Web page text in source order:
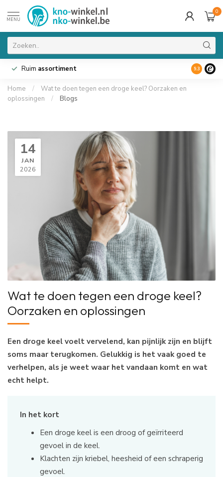
MENU
0
Ruim assortiment 9.3
Home /
Wat te doen tegen een droge keel? Oorzaken en
oplossingen
/ Blogs
14
JAN
2026
Wat te doen tegen een droge keel?
Oorzaken en oplossingen
Een droge keel voelt vervelend, kan pijnlijk zijn en blijft
soms maar terugkomen. Gelukkig is het vaak goed te
verhelpen, als je weet waar het vandaan komt en wat
echt helpt.
In het kort
Een droge keel is een droog of geïrriteerd
gevoel in de keel.
Klachten zijn kriebel, heesheid of een schraperig
gevoel.